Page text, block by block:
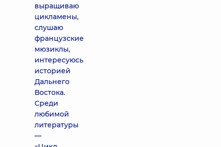
выращиваю
цикламены,
слушаю
французские
мюзиклы,
интересуюсь
историей
Дальнего
Востока.
Среди
любимой
литературы
—